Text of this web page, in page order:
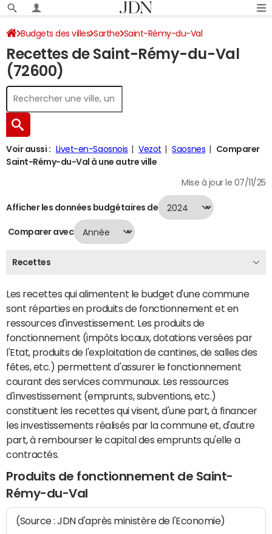
Budgets des villes Sarthe Saint-Rémy-du-Val
Recettes 2024
Recettes de Saint-Rémy-du-Val
(72600)
Voir aussi : Livet-en-Saosnois Vezot Saosnes
Comparer
Saint-Rémy-du-Val à une autre ville
Mise à jour le 07/11/25
Afficher les données budgétaires de
Comparer avec
Recettes
Les recettes qui alimentent le budget d'une commune
sont réparties en produits de fonctionnement et en
ressources d'investissement. Les produits de
fonctionnement (impôts locaux, dotations versées par
l'Etat, produits de l'exploitation de cantines, de salles des
fêtes, etc.) permettent d'assurer le fonctionnement
courant des services communaux. Les ressources
d'investissement (emprunts, subventions, etc.)
constituent les recettes qui visent, d'une part, à financer
les investissements réalisés par la commune et, d'autre
part, à rembourser le capital des emprunts qu'elle a
contractés.
Produits de fonctionnement de Saint-
Rémy-du-Val
(Source : JDN d'après ministère de l'Economie)